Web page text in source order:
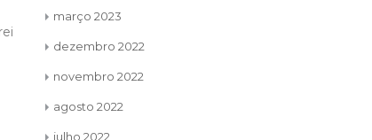
que fica são lembranças.
de...ler mais
março 2023
dezembro 2022
novembro 2022
agosto 2022
julho 2022